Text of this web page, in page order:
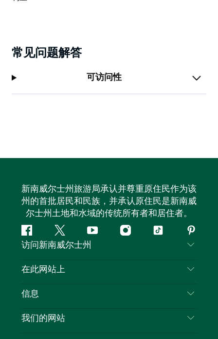
常见问题解答
可访问性
新南威尔士州旅游局承认并尊重原住民作为该
州的首批居民和民族，并承认原住民是新南威
尔士州土地和水域的传统所有者和居住者。
Facebook叽
叽
喳
YouTubeInstagram
抖
访问新南威尔士州
联系我们
隐私
Cookie 通知
在此网站上
目的地
新南威尔士州公路旅行
信息
旅行信息
我们的网站